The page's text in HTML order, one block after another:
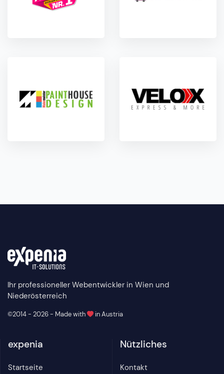
Ihr professioneller Webentwickler in Wien und
Niederösterreich
©2014 - 2026 - Made with in Austria
expenia
Startseite
Nützliches
Kontakt